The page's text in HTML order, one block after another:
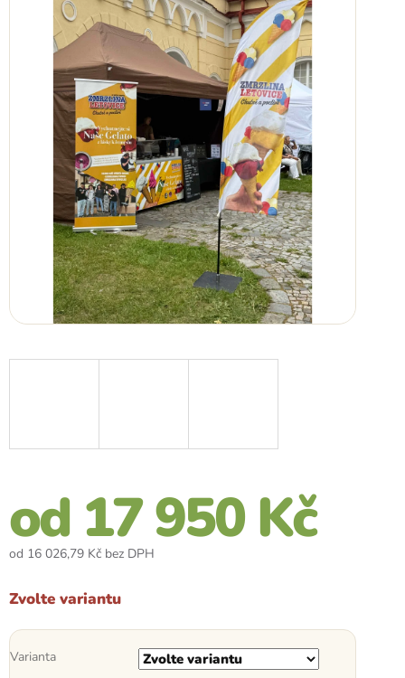
od 17 950 Kč
od 16 026,79 Kč bez DPH
Zvolte variantu
Varianta